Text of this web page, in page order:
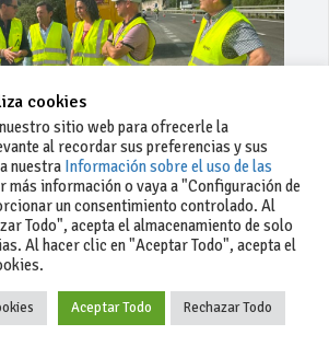
Ago 03, 2026 93 0 0
implementa mejoras en la
Los Barrios
cookies
sitio web para ofrecerle la
al recordar sus preferencias y sus
nuestra Información sobre el uso de las
más información o vaya a "Configuración de
un consentimiento controlado. Al
Todo", acepta el almacenamiento de solo
Al hacer clic en "Aceptar Todo", acepta el
Aceptar Todo Rechazar Todo